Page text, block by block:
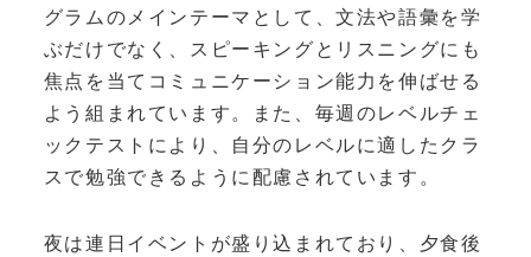
グラムのメインテーマとして、文法や語彙を学
ぶだけでなく、スピーキングとリスニングにも
焦点を当てコミュニケーション能力を伸ばせる
よう組まれています。また、毎週のレベルチェ
ックテストにより、自分のレベルに適したクラ
スで勉強できるように配慮されています。
夜は連日イベントが盛り込まれており、夕食後